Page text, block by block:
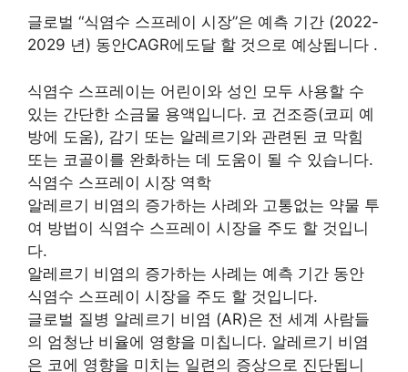
글로벌 “식염수 스프레이 시장”은 예측 기간 (2022-
2029 년) 동안CAGR에도달 할 것으로 예상됩니다 .
식염수 스프레이는 어린이와 성인 모두 사용할 수
있는 간단한 소금물 용액입니다. 코 건조증(코피 예
방에 도움), 감기 또는 알레르기와 관련된 코 막힘
또는 코골이를 완화하는 데 도움이 될 수 있습니다.
식염수 스프레이 시장 역학
알레르기 비염의 증가하는 사례와 고통없는 약물 투
여 방법이 식염수 스프레이 시장을 주도 할 것입니
다.
알레르기 비염의 증가하는 사례는 예측 기간 동안
식염수 스프레이 시장을 주도 할 것입니다.
글로벌 질병 알레르기 비염 (AR)은 전 세계 사람들
의 엄청난 비율에 영향을 미칩니다. 알레르기 비염
은 코에 영향을 미치는 일련의 증상으로 진단됩니